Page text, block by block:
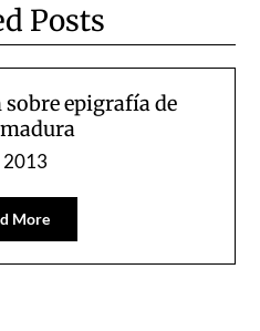
Posts
epigrafía de
2013
More